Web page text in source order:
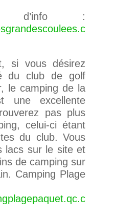
d’info :
si vous désirez
du club de golf
le camping de la
une excellente
pas plus
celui-ci étant
du club. Vous
lacs sur le site et
de camping sur
Camping Plage